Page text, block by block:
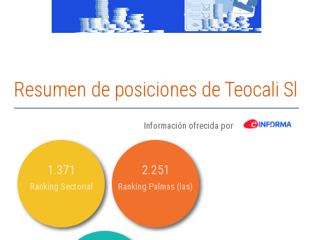
Resumen de posiciones de Teocali Sl
Información ofrecida por
1.371
Ranking Sectorial
2.251
Ranking Palmas (las)